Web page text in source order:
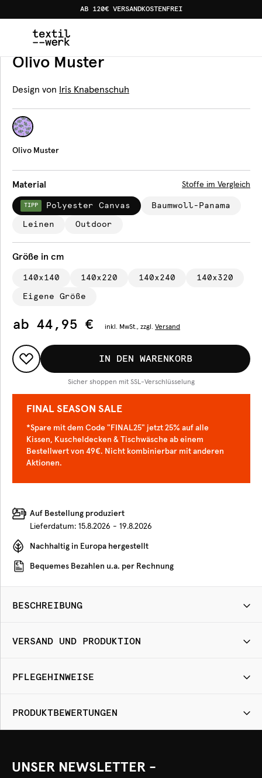
AB 120€ VERSANDKOSTENFREI
Produkte Tischdecken Olivo Muster
Tischdecke
Olivo Muster
Design von Iris Knabenschuh
Olivo Muster
Material Stoffe im Vergleich
TIPP Polyester Canvas Baumwoll-Panama
Leinen Outdoor
Größe in cm
140x140 140x220 140x240 140x320
Eigene Größe
ab 44,95 € inkl. MwSt., zzgl. Versand
IN DEN WARENKORB
Sicher shoppen mit SSL-Verschlüsselung
FINAL SEASON SALE
*Spare mit dem Code "FINAL25" jetzt 25% auf alle
Kissen, Kuscheldecken & Tischwäsche ab einem
Bestellwert von 49€. Nicht kombinierbar mit anderen
Aktionen.
Auf Bestellung produziert
Lieferdatum: 15.8.2026 - 19.8.2026
Nachhaltig in Europa hergestellt
Bequemes Bezahlen u.a. per Rechnung
BESCHREIBUNG
VERSAND UND PRODUKTION
PFLEGEHINWEISE
PRODUKTBEWERTUNGEN
UNSER NEWSLETTER -